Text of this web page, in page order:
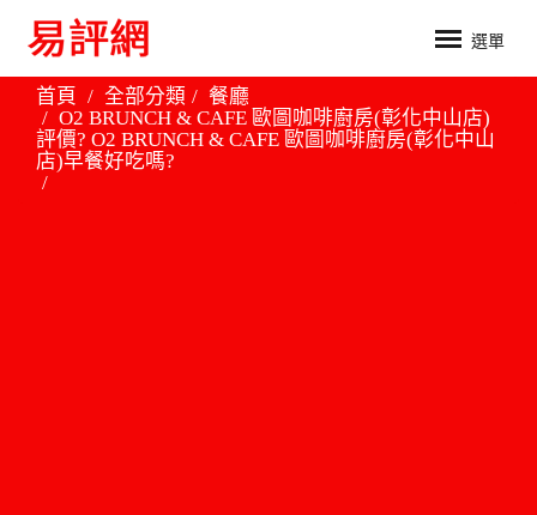
選單
首頁 全部分類
餐廳
O2 BRUNCH & CAFE 歐圖咖啡廚房(彰化中山店)
評價? O2 BRUNCH & CAFE 歐圖咖啡廚房(彰化中山
店)早餐好吃嗎?